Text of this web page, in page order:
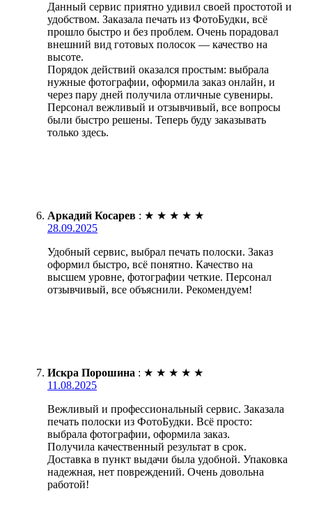
Данный сервис приятно удивил своей простотой и
удобством. Заказала печать из ФотоБудки, всё
прошло быстро и без проблем. Очень порадовал
внешний вид готовых полосок — качество на
высоте.
Порядок действий оказался простым: выбрала
нужные фотографии, оформила заказ онлайн, и
через пару дней получила отличные сувениры.
Персонал вежливый и отзывчивый, все вопросы
были быстро решены. Теперь буду заказывать
только здесь.
Аркадий Косарев : ★ ★ ★ ★ ★
28.09.2025
Удобный сервис, выбрал печать полоски. Заказ
оформил быстро, всё понятно. Качество на
высшем уровне, фотографии четкие. Персонал
отзывчивый, все объяснили. Рекомендуем!
Искра Порошина : ★ ★ ★ ★ ★
11.08.2025
Вежливый и профессиональный сервис. Заказала
печать полоски из ФотоБудки. Всё просто:
выбрала фотографии, оформила заказ.
Получила качественный результат в срок.
Доставка в пункт выдачи была удобной. Упаковка
надежная, нет повреждений. Очень довольна
работой!